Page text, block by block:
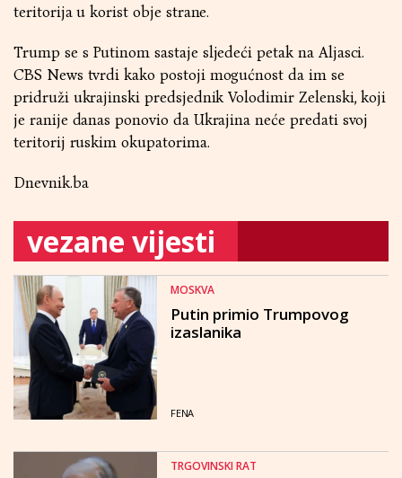
teritorija u korist obje strane.
Trump se s Putinom sastaje sljedeći petak na Aljasci.
CBS News tvrdi kako postoji mogućnost da im se
pridruži ukrajinski predsjednik Volodimir Zelenski, koji
je ranije danas ponovio da Ukrajina neće predati svoj
teritorij ruskim okupatorima.
Dnevnik.ba
vezane vijesti
MOSKVA
Putin primio Trumpovog
izaslanika
FENA
TRGOVINSKI RAT